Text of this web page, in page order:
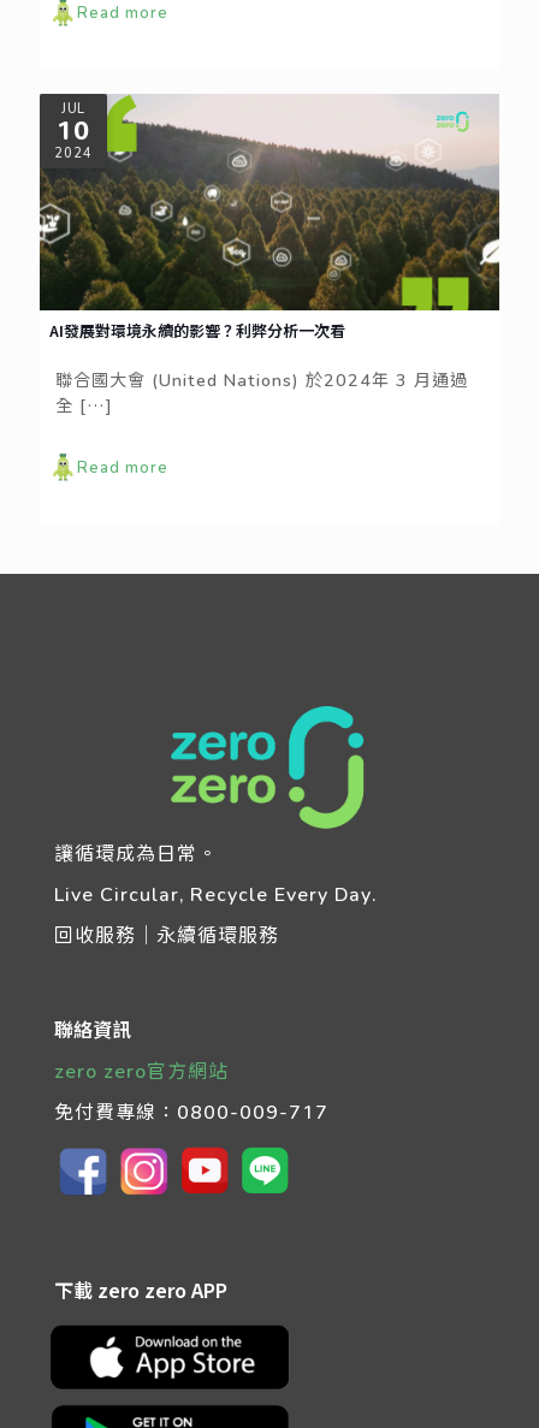
Read more
JUL
10
2024
AI發展對環境永續的影響？利弊分析一次看
聯合國大會 (United Nations) 於2024年 3 月通過
全 […]
Read more
讓循環成為日常。
Live Circular, Recycle Every Day.
回收服務｜永續循環服務
聯絡資訊
zero zero官方網站
免付費專線： 0800-009-717
下載 zero zero APP